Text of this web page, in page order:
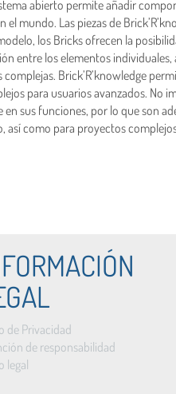
abierto permite añadir
mundo. Las piezas de
los Bricks ofrecen la
entre los elementos
Brick’R’knowledge
para usuarios avanzados. No
sus funciones, por lo que son
así como para proyectos
de Privacidad
de responsabilidad
legal